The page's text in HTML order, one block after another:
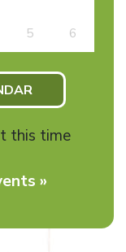
5 6
this time
»